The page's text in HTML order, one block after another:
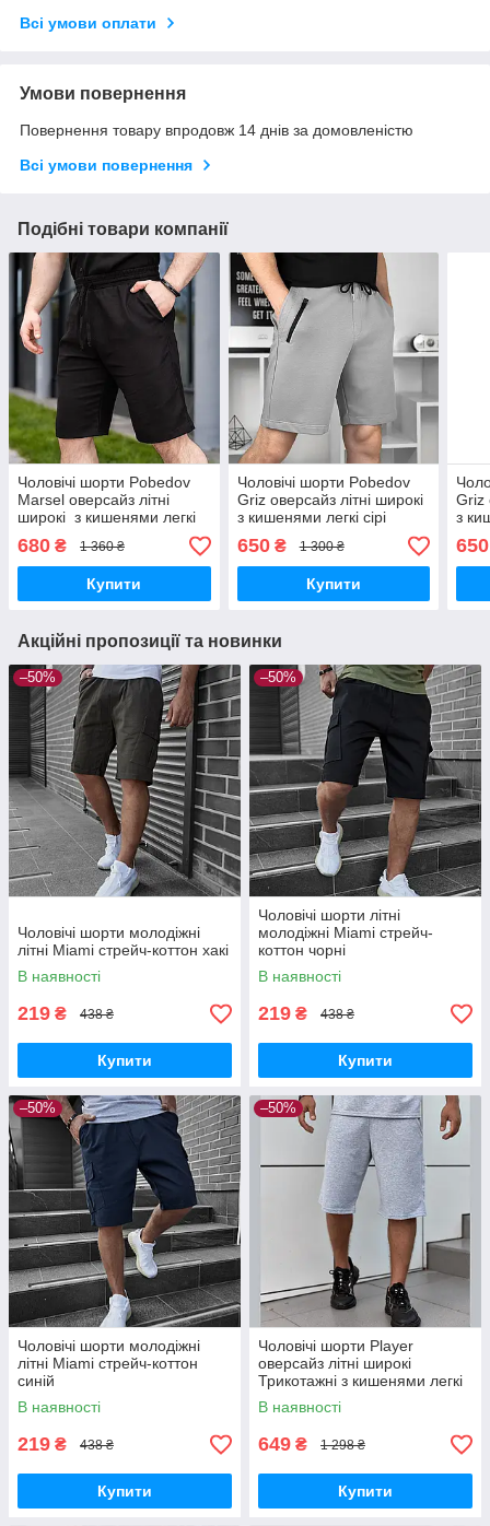
Всі умови оплати
Умови повернення
Повернення товару впродовж 14 днів за домовленістю
Всі умови повернення
Подібні товари компанії
Чоловічі шорти Pobedov
Marsel оверсайз літні
широкі з кишенями легкі
680 ₴ 1 360 ₴
Купити
Чоловічі шорти Pobedov
Griz оверсайз літні широкі
з кишенями легкі сірі
650₴ 1 300 ₴
Купити
Griz
з
650
Акційні пропозиції та новинки
–50%
Чоловічі шорти молодіжні
літні Miami стрейч-коттон хакі
В наявності
219 ₴ 438 ₴
Купити
–50%
Чоловічі шорти літні
молодіжні Miami стрейч-
коттон чорні
В наявності
219 ₴ 438 ₴
Купити
–50%
Чоловічі шорти молодіжні
літні Miami стрейч-коттон
синій
В наявності
219 ₴ 438 ₴
Купити
–50%
Чоловічі шорти Player
оверсайз літні широкі
Трикотажні з кишенями легкі
сірі
В наявності
649 ₴ 1 298 ₴
Купити